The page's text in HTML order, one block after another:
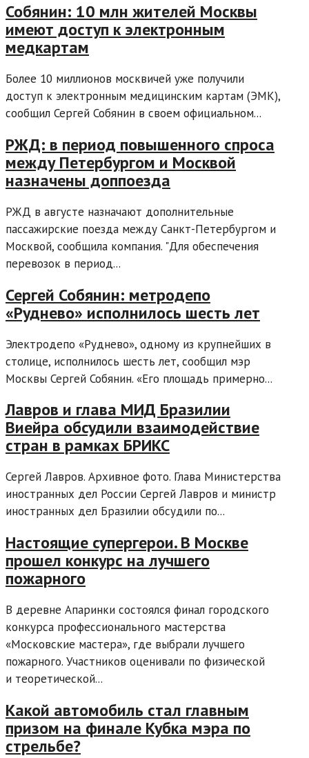
Собянин: 10 млн жителей Москвы
имеют доступ к электронным
медкартам
Более 10 миллионов москвичей уже получили
доступ к электронным медицинским картам (ЭМК),
сообщил Сергей Собянин в своем официальном...
РЖД: в период повышенного спроса
между Петербургом и Москвой
назначены доппоезда
РЖД в августе назначают дополнительные
пассажирские поезда между Санкт-Петербургом и
Москвой, сообщила компания. "Для обеспечения
перевозок в период...
Сергей Собянин: метродепо
«Руднево» исполнилось шесть лет
Электродепо «Руднево», одному из крупнейших в
столице, исполнилось шесть лет, сообщил мэр
Москвы Сергей Собянин. «Его площадь примерно...
Лавров и глава МИД Бразилии
Виейра обсудили взаимодействие
стран в рамках БРИКС
Сергей Лавров. Архивное фото. Глава Министерства
иностранных дел России Сергей Лавров и министр
иностранных дел Бразилии обсудили по...
Настоящие супергерои. В Москве
прошел конкурс на лучшего
пожарного
В деревне Апаринки состоялся финал городского
конкурса профессионального мастерства
«Московские мастера», где выбрали лучшего
пожарного. Участников оценивали по физической
и теоретической...
Какой автомобиль стал главным
призом на финале Кубка мэра по
стрельбе?